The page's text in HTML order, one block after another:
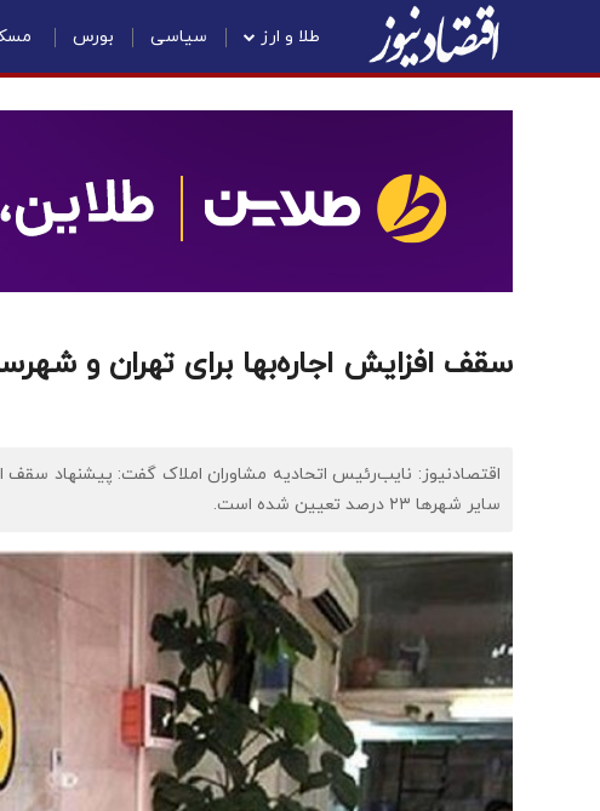
طلا و ارز سیاسی بورس
سقف افزایش اجاره‌بها برای تهران و شهرستان ها در
سایر شهرها ۲۳ درصد تعیین شده است.